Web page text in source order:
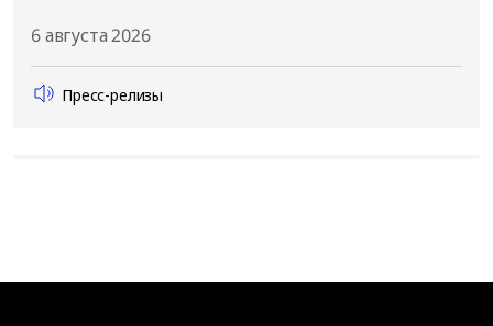
6 августа 2026
Пресс-релизы